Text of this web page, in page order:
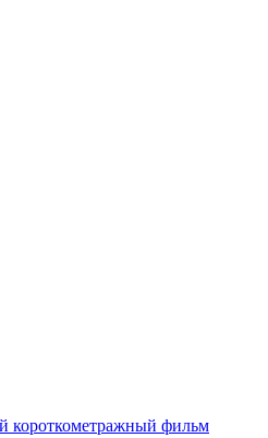
короткометражный фильм